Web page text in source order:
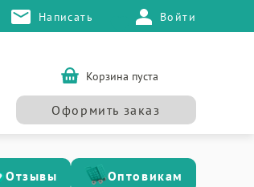
Написать Войти
Корзина пуста
Оформить заказ
Отзывы Оптовикам